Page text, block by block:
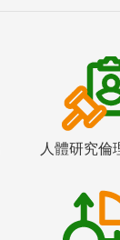
人體研究倫